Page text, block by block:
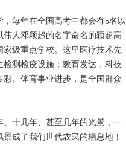
每年在全国高考中都会有5名以
人邓颖超的名字命名的颖超高
级重点学校。这里医疗技术先
测检疫设施；教育发达，科技
。体育事业进步，是全国群众
十几年、甚至几年的光景，一
成了我们世代农民的栖息地！